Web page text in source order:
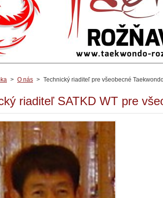
> O nás > Technický riaditeľ pre všeobecné
riaditeľ SATKD WT pre